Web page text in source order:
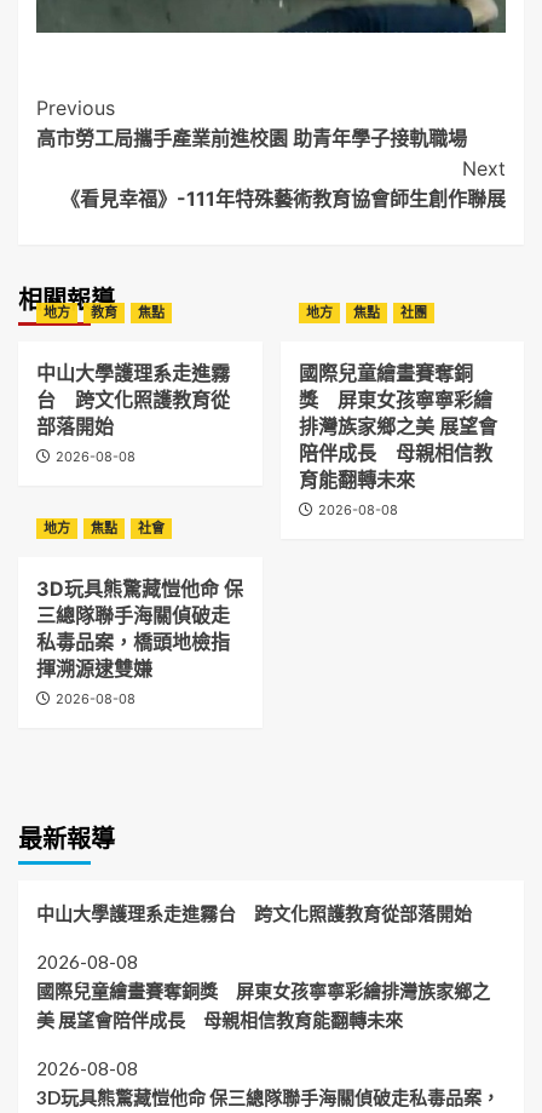
Post
Navigation
Previous
高市勞工局攜手產業前進校園 助青年學子接軌職場
Next
《看見幸福》-111年特殊藝術教育協會師生創作聯展
相關報導
地方 教育 焦點
中山大學護理系走進霧
台 跨文化照護教育從
部落開始
2026-08-08
地方 焦點 社團
國際兒童繪畫賽奪銅
獎 屏東女孩寧寧彩繪
排灣族家鄉之美 展望會
陪伴成長 母親相信教
育能翻轉未來
2026-08-08
地方
焦點 社會
3D玩具熊驚藏愷他命 保
三總隊聯手海關偵破走
私毒品案，橋頭地檢指
揮溯源逮雙嫌
2026-08-08
最新報導
中山大學護理系走進霧台 跨文化照護教育從部落開始
2026-08-08
國際兒童繪畫賽奪銅獎 屏東女孩寧寧彩繪排灣族家鄉之
美 展望會陪伴成長 母親相信教育能翻轉未來
2026-08-08
3D玩具熊驚藏愷他命 保三總隊聯手海關偵破走私毒品案，